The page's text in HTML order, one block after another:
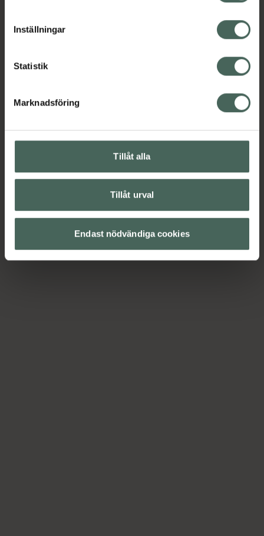
cookieinställningar. Ett återkallat samtycke påverkar inte
lagligheten av behandling som skett innan återkallelsen.
Inställningar
Statistik
Marknadsföring
Tillåt alla
Tillåt urval
Endast nödvändiga cookies